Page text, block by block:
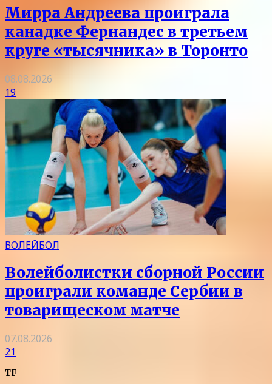
Мирра Андреева проиграла
канадке Фернандес в третьем
круге «тысячника» в Торонто
08.08.2026
19
ВОЛЕЙБОЛ
Волейболистки сборной России
проиграли команде Сербии в
товарищеском матче
07.08.2026
21
TF